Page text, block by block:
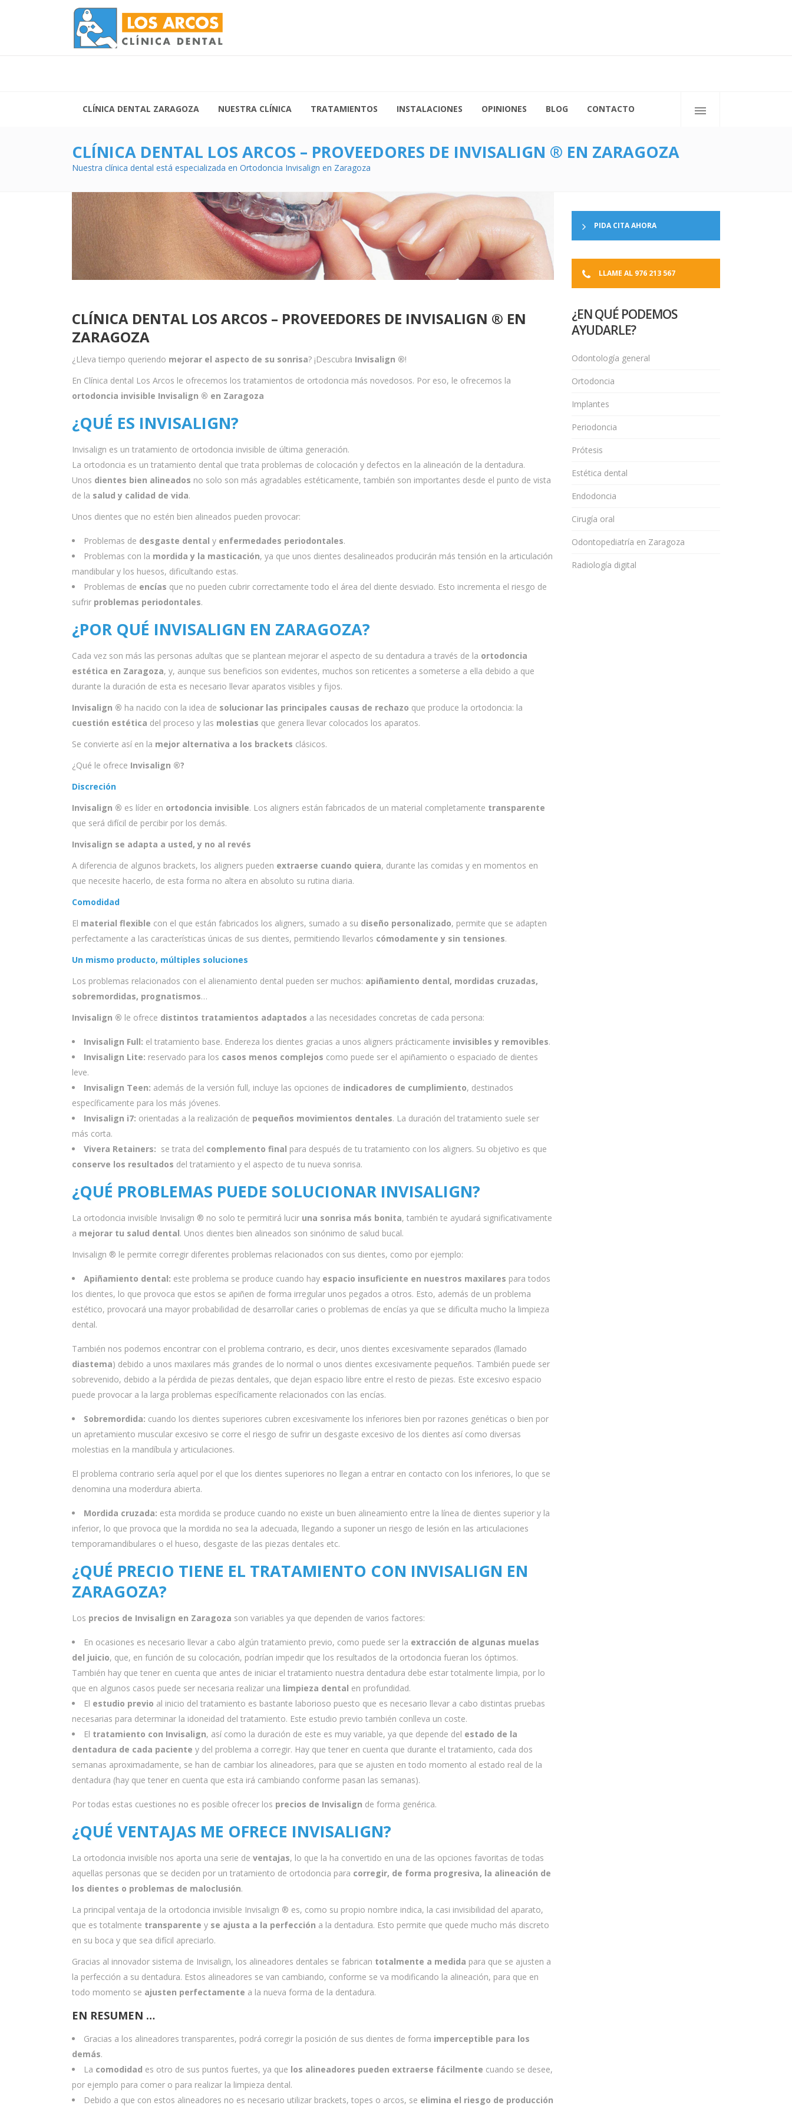
CLÍNICA DENTAL ZARAGOZA
NUESTRA CLÍNICA TRATAMIENTOS INSTALACIONES OPINIONES BLOG CONTACTO
CLÍNICA DENTAL LOS ARCOS – PROVEEDORES DE INVISALIGN ® EN ZARAGOZA
Nuestra clínica dental está especializada en Ortodoncia Invisalign en Zaragoza
CLÍNICA DENTAL LOS ARCOS – PROVEEDORES DE INVISALIGN ® EN
ZARAGOZA
¿Lleva tiempo queriendo mejorar el aspecto de su sonrisa? ¡Descubra Invisalign ®!
En Clínica dental Los Arcos le ofrecemos los tratamientos de ortodoncia más novedosos. Por eso, le ofrecemos la
ortodoncia invisible Invisalign ® en Zaragoza
¿QUÉ ES INVISALIGN?
Invisalign es un tratamiento de ortodoncia invisible de última generación.
La ortodoncia es un tratamiento dental que trata problemas de colocación y defectos en la alineación de la dentadura.
Unos dientes bien alineados no solo son más agradables estéticamente, también son importantes desde el punto de vista
de la salud y calidad de vida.
Unos dientes que no estén bien alineados pueden provocar:
Problemas de desgaste dental y enfermedades periodontales.
Problemas con la mordida y la masticación, ya que unos dientes desalineados producirán más tensión en la articulación
mandibular y los huesos, dificultando estas.
Problemas de encías que no pueden cubrir correctamente todo el área del diente desviado. Esto incrementa el riesgo de
sufrir problemas periodontales.
¿POR QUÉ INVISALIGN EN ZARAGOZA?
Cada vez son más las personas adultas que se plantean mejorar el aspecto de su dentadura a través de la ortodoncia
estética en Zaragoza, y, aunque sus beneficios son evidentes, muchos son reticentes a someterse a ella debido a que
durante la duración de esta es necesario llevar aparatos visibles y fijos.
Invisalign ® ha nacido con la idea de solucionar las principales causas de rechazo que produce la ortodoncia: la
cuestión estética del proceso y las molestias que genera llevar colocados los aparatos.
Se convierte así en la mejor alternativa a los brackets clásicos.
¿Qué le ofrece Invisalign ®?
Discreción
Invisalign ® es líder en ortodoncia invisible. Los aligners están fabricados de un material completamente transparente
que será difícil de percibir por los demás.
Invisalign se adapta a usted, y no al revés
A diferencia de algunos brackets, los aligners pueden extraerse cuando quiera, durante las comidas y en momentos en
que necesite hacerlo, de esta forma no altera en absoluto su rutina diaria.
Comodidad
El material flexible con el que están fabricados los aligners, sumado a su diseño personalizado, permite que se adapten
perfectamente a las características únicas de sus dientes, permitiendo llevarlos cómodamente y sin tensiones.
Un mismo producto, múltiples soluciones
Los problemas relacionados con el alienamiento dental pueden ser muchos: apiñamiento dental, mordidas cruzadas,
sobremordidas, prognatismos…
Invisalign ® le ofrece distintos tratamientos adaptados a las necesidades concretas de cada persona:
Invisalign Full: el tratamiento base. Endereza los dientes gracias a unos aligners prácticamente invisibles y removibles.
Invisalign Lite: reservado para los casos menos complejos como puede ser el apiñamiento o espaciado de dientes
leve.
Invisalign Teen: además de la versión full, incluye las opciones de indicadores de cumplimiento, destinados
específicamente para los más jóvenes.
Invisalign i7: orientadas a la realización de pequeños movimientos dentales. La duración del tratamiento suele ser
más corta.
Vivera Retainers: se trata del complemento final para después de tu tratamiento con los aligners. Su objetivo es que
conserve los resultados del tratamiento y el aspecto de tu nueva sonrisa.
¿QUÉ PROBLEMAS PUEDE SOLUCIONAR INVISALIGN?
La ortodoncia invisible Invisalign ® no solo te permitirá lucir una sonrisa más bonita, también te ayudará significativamente
a mejorar tu salud dental. Unos dientes bien alineados son sinónimo de salud bucal.
Invisalign ® le permite corregir diferentes problemas relacionados con sus dientes, como por ejemplo:
Apiñamiento dental: este problema se produce cuando hay espacio insuficiente en nuestros maxilares para todos
los dientes, lo que provoca que estos se apiñen de forma irregular unos pegados a otros. Esto, además de un problema
estético, provocará una mayor probabilidad de desarrollar caries o problemas de encías ya que se dificulta mucho la limpieza
dental.
También nos podemos encontrar con el problema contrario, es decir, unos dientes excesivamente separados (llamado
diastema) debido a unos maxilares más grandes de lo normal o unos dientes excesivamente pequeños. También puede ser
sobrevenido, debido a la pérdida de piezas dentales, que dejan espacio libre entre el resto de piezas. Este excesivo espacio
puede provocar a la larga problemas específicamente relacionados con las encías.
Sobremordida: cuando los dientes superiores cubren excesivamente los inferiores bien por razones genéticas o bien por
un apretamiento muscular excesivo se corre el riesgo de sufrir un desgaste excesivo de los dientes así como diversas
molestias en la mandíbula y articulaciones.
El problema contrario sería aquel por el que los dientes superiores no llegan a entrar en contacto con los inferiores, lo que se
denomina una moderdura abierta.
Mordida cruzada: esta mordida se produce cuando no existe un buen alineamiento entre la línea de dientes superior y la
inferior, lo que provoca que la mordida no sea la adecuada, llegando a suponer un riesgo de lesión en las articulaciones
temporamandibulares o el hueso, desgaste de las piezas dentales etc.
¿QUÉ PRECIO TIENE EL TRATAMIENTO CON INVISALIGN EN
ZARAGOZA?
Los precios de Invisalign en Zaragoza son variables ya que dependen de varios factores:
En ocasiones es necesario llevar a cabo algún tratamiento previo, como puede ser la extracción de algunas muelas
del juicio, que, en función de su colocación, podrían impedir que los resultados de la ortodoncia fueran los óptimos.
También hay que tener en cuenta que antes de iniciar el tratamiento nuestra dentadura debe estar totalmente limpia, por lo
que en algunos casos puede ser necesaria realizar una limpieza dental en profundidad.
El estudio previo al inicio del tratamiento es bastante laborioso puesto que es necesario llevar a cabo distintas pruebas
necesarias para determinar la idoneidad del tratamiento. Este estudio previo también conlleva un coste.
El tratamiento con Invisalign, así como la duración de este es muy variable, ya que depende del estado de la
dentadura de cada paciente y del problema a corregir. Hay que tener en cuenta que durante el tratamiento, cada dos
semanas aproximadamente, se han de cambiar los alineadores, para que se ajusten en todo momento al estado real de la
dentadura (hay que tener en cuenta que esta irá cambiando conforme pasan las semanas).
Por todas estas cuestiones no es posible ofrecer los precios de Invisalign de forma genérica.
¿QUÉ VENTAJAS ME OFRECE INVISALIGN?
La ortodoncia invisible nos aporta una serie de ventajas, lo que la ha convertido en una de las opciones favoritas de todas
aquellas personas que se deciden por un tratamiento de ortodoncia para corregir, de forma progresiva, la alineación de
los dientes o problemas de maloclusión.
La principal ventaja de la ortodoncia invisible Invisalign ® es, como su propio nombre indica, la casi invisibilidad del aparato,
que es totalmente transparente y se ajusta a la perfección a la dentadura. Esto permite que quede mucho más discreto
en su boca y que sea difícil apreciarlo.
Gracias al innovador sistema de Invisalign, los alineadores dentales se fabrican totalmente a medida para que se ajusten a
la perfección a su dentadura. Estos alineadores se van cambiando, conforme se va modificando la alineación, para que en
todo momento se ajusten perfectamente a la nueva forma de la dentadura.
EN RESUMEN …
Gracias a los alineadores transparentes, podrá corregir la posición de sus dientes de forma imperceptible para los
demás.
La comodidad es otro de sus puntos fuertes, ya que los alineadores pueden extraerse fácilmente cuando se desee,
por ejemplo para comer o para realizar la limpieza dental.
Debido a que con estos alineadores no es necesario utilizar brackets, topes o arcos, se elimina el riesgo de producción
PIDA CITA AHORA
LLAME AL 976 213 567
¿EN QUÉ PODEMOS
AYUDARLE?
Odontología general
Ortodoncia
Implantes
Periodoncia
Prótesis
Estética dental
Endodoncia
Cirugía oral
Odontopediatría en Zaragoza
Radiología digital